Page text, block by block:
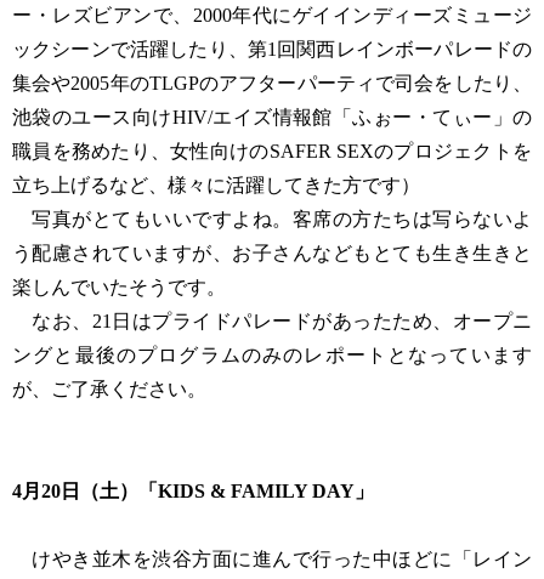
ー・レズビアンで、2000年代にゲイインディーズミュージ
ックシーンで活躍したり、第1回関西レインボーパレードの
集会や2005年のTLGPのアフターパーティで司会をしたり、
池袋のユース向けHIV/エイズ情報館「ふぉー・てぃー」の
職員を務めたり、女性向けのSAFER SEXのプロジェクトを
立ち上げるなど、様々に活躍してきた方です）
写真がとてもいいですよね。客席の方たちは写らないよ
う配慮されていますが、お子さんなどもとても生き生きと
楽しんでいたそうです。
なお、21日はプライドパレードがあったため、オープニ
ングと最後のプログラムのみのレポートとなっています
が、ご了承ください。
4月20日（土）「KIDS & FAMILY DAY」
けやき並木を渋谷方面に進んで行った中ほどに「レイン